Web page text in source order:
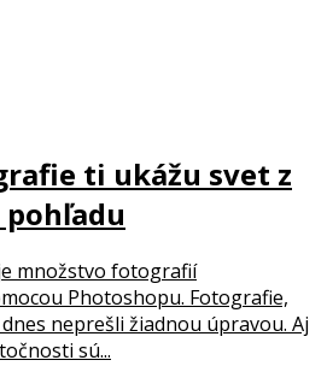
ti ukážu svet z
množstvo fotografií
Photoshopu. Fotografie,
neprešli žiadnou úpravou. Aj
sú...